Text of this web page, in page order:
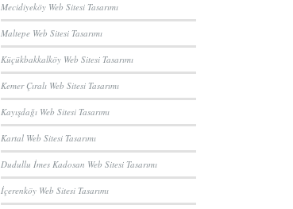
Mecidiyeköy Web Sitesi Tasarımı
Maltepe Web Sitesi Tasarımı
Küçükbakkalköy Web Sitesi Tasarımı
Kemer Çıralı Web Sitesi Tasarımı
Kayışdağı Web Sitesi Tasarımı
Kartal Web Sitesi Tasarımı
Dudullu İmes Kadosan Web Sitesi Tasarımı
İçerenköy Web Sitesi Tasarımı